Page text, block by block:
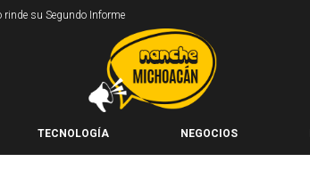
rinde su Segundo Informe
TECNOLOGÍA NEGOCIOS